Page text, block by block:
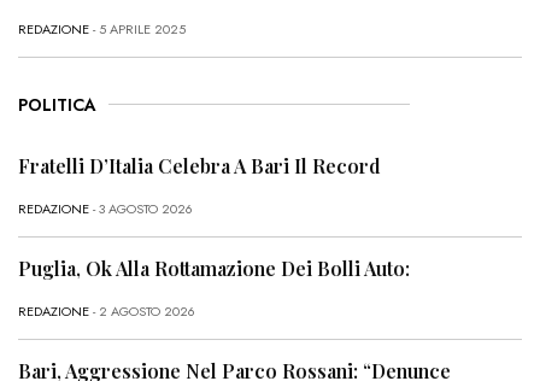
REDAZIONE- 5 APRILE 2025
POLITICA
Fratelli D’Italia Celebra A Bari Il Record
REDAZIONE- 3 AGOSTO 2026
Puglia, Ok Alla Rottamazione Dei Bolli Auto:
REDAZIONE- 2 AGOSTO 2026
Bari, Aggressione Nel Parco Rossani: “Denunce